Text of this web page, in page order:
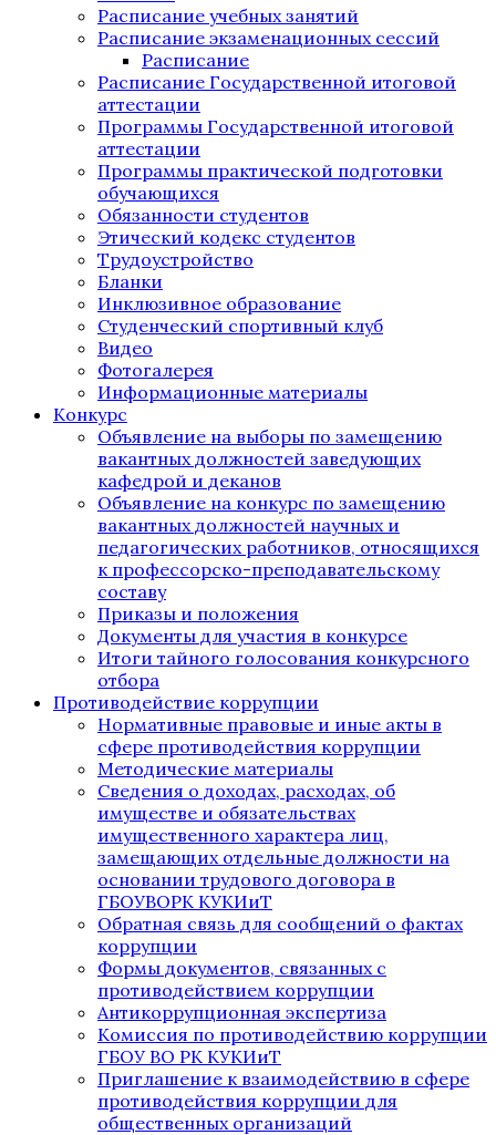
Расписание учебных занятий
Расписание экзаменационных сессий
Расписание
Расписание Государственной итоговой
аттестации
Программы Государственной итоговой
аттестации
Программы практической подготовки
обучающихся
Обязанности студентов
Этический кодекс студентов
Трудоустройство
Бланки
Инклюзивное образование
Студенческий спортивный клуб
Видео
Фотогалерея
Информационные материалы
Конкурс
Объявление на выборы по замещению
вакантных должностей заведующих
кафедрой и деканов
Объявление на конкурс по замещению
вакантных должностей научных и
педагогических работников, относящихся
к профессорско-преподавательскому
составу
Приказы и положения
Документы для участия в конкурсе
Итоги тайного голосования конкурсного
отбора
Противодействие коррупции
Нормативные правовые и иные акты в
сфере противодействия коррупции
Методические материалы
Сведения о доходах, расходах, об
имуществе и обязательствах
имущественного характера лиц,
замещающих отдельные должности на
основании трудового договора в
ГБОУВОРК КУКИиТ
Обратная связь для сообщений о фактах
коррупции
Формы документов, связанных с
противодействием коррупции
Антикоррупционная экспертиза
Комиссия по противодействию коррупции
ГБОУ ВО РК КУКИиТ
Приглашение к взаимодействию в сфере
противодействия коррупции для
общественных организаций